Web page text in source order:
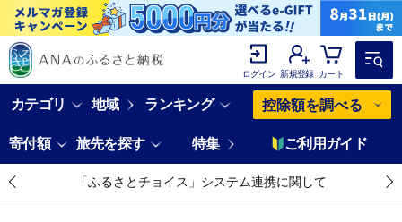
ログイン 新規登録 カート
カテゴリ 地域 ランキング 控除額を調べる
寄付額 旅先を探す 特集 ご利用ガイド
「ふるさとチョイス」システム連携に関して